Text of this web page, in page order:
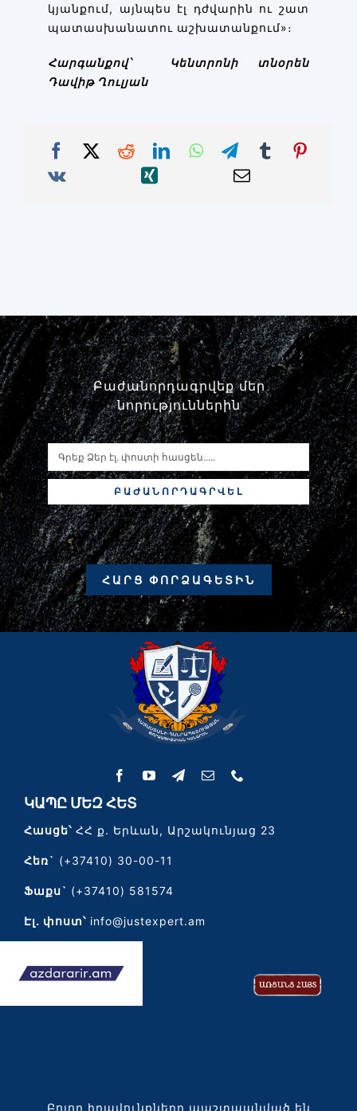
կյանքում, այնպես էլ դժվարին ու շատ
պատասխանատու աշխատանքում»։
Հարգանքով՝ Կենտրոնի տնօրեն
Դավիթ Ղուլյան
Բաժանորդագրվեք մեր
նորություններին
ԲԱԺԱՆՈՐԴԱԳՐՎԵԼ
ՀԱՐՑ ՓՈՐՁԱԳԵՏԻՆ
ԿԱՊԸ ՄԵԶ ՀԵՏ
Հասցե՝ՀՀ ք. Երևան, Արշակունյաց 23
Հեռ` (+37410) 30-00-11
Ֆաքս` (+37410) 581574
Էլ․ փոստ՝ info@justexpert.am
Բոլոր իրավունքները պաշտպանված են